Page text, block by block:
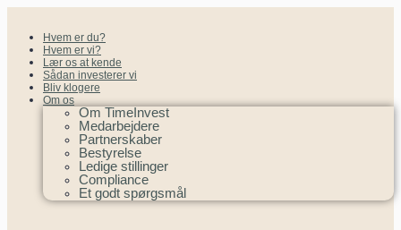
Hvem er du?
Hvem er vi?
Lær os at kende
Sådan investerer vi
Bliv klogere
Om os
Om TimeInvest
Medarbejdere
Partnerskaber
Bestyrelse
Ledige stillinger
Compliance
Et godt spørgsmål